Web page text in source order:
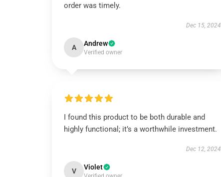
order was timely.
Dec 15, 2024
A Andrew
Verified owner
I found this product to be both durable and
highly functional; it’s a worthwhile investment.
Dec 12, 2024
V Violet